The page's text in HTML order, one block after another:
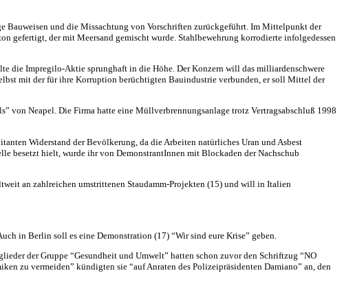
Bauweisen und die Missachtung von Vorschriften zurückgeführt. Im Mittelpunkt der
gefertigt, der mit Meersand gemischt wurde. Stahlbewehrung korrodierte infolgedessen
die Impregilo-Aktie sprunghaft in die Höhe. Der Konzern will das milliardenschwere
mit der für ihre Korruption berüchtigten Bauindustrie verbunden, er soll Mittel der
von Neapel. Die Firma hatte eine Müllverbrennungsanlage trotz Vertragsabschluß 1998
Widerstand der Bevölkerung, da die Arbeiten natürliches Uran und Asbest
besetzt hielt, wurde ihr von DemonstrantInnen mit Blockaden der Nachschub
an zahlreichen umstrittenen Staudamm-Projekten (15) und will in Italien
in Berlin soll es eine Demonstration (17) “Wir sind eure Krise” geben.
der Gruppe “Gesundheit und Umwelt” hatten schon zuvor den Schriftzug “NO
zu vermeiden” kündigten sie “auf Anraten des Polizeipräsidenten Damiano” an, den